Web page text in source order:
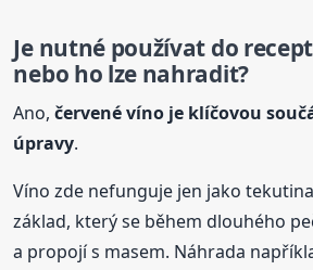
Je nutné používat do
nebo ho lze nahradit?
Ano,červené víno je klíčovou
úpravy.
Víno zde nefunguje jen jako
základ, který se během dlouhého
a propojí s masem. Náhrada